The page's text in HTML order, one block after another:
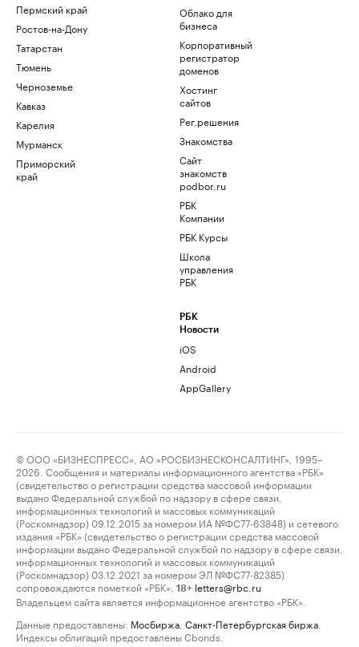
Пермский край
Ростов-на-Дону
Татарстан
Тюмень
Черноземье
Кавказ
Карелия
Мурманск
Приморский
край
Облако для
бизнеса
Корпоративный
регистратор
доменов
Хостинг
сайтов
Рег.решения
Знакомства
Сайт
знакомств
podbor.ru
РБК
Компании
РБК Курсы
Школа
управления
РБК
РБК
Новости
iOS
Android
AppGallery
© ООО «БИЗНЕСПРЕСС», АО «РОСБИЗНЕСКОНСАЛТИНГ», 1995–
2026. Сообщения и материалы информационного агентства «РБК»
(свидетельство о регистрации средства массовой информации
выдано Федеральной службой по надзору в сфере связи,
информационных технологий и массовых коммуникаций
(Роскомнадзор) 09.12.2015 за номером ИА №ФС77-63848) и сетевого
издания «РБК» (свидетельство о регистрации средства массовой
информации выдано Федеральной службой по надзору в сфере связи,
информационных технологий и массовых коммуникаций
(Роскомнадзор) 03.12.2021 за номером ЭЛ №ФС77-82385)
сопровождаются пометкой «РБК».
18+ letters@rbc.ru
Владельцем сайта является информационное агентство «РБК».
Данные предоставлены: Мосбиржа Санкт-Петербургская биржа
Индексы облигаций предоставлены Cbonds.